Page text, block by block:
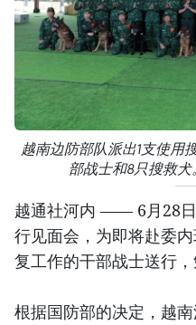
越南边防部队派出1支使用
部战士和8只搜救犬
越通社河内 —— 6月28
行见面会，为即将赴委
复工作的干部战士送行，
根据国防部的决定，越